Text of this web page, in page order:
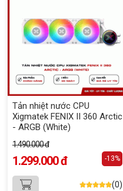
Tản nhiệt nước CPU
Xigmatek FENIX II 360 Arctic
- ARGB (White)
1.490.000 đ
1.299.000 đ -13%
(0)